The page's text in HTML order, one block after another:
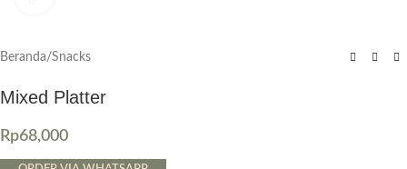
Beranda/Snacks
Mixed Platter
Rp68,000